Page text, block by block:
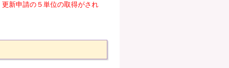
新申請の５単位の取得がされ